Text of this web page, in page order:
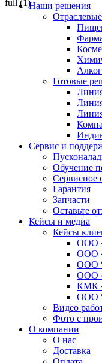
Наши решения
Готовые
Сервис и
Обучение
Сервисное
Гарантия
Запчасти
Оставьте
Кейсы и медиа
Кейсы
ООО
ООО
ООО
ООО
КМК
ООО
Видео
Фото с
О компании
О нас
Доставка